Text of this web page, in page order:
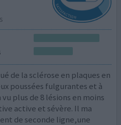
de la sclérose en plaques en
poussées fulgurantes et à
plus de 8 lésions en moins
active et sévère. Il ma
de seconde ligne,une